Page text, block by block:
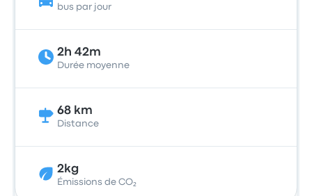
bus par jour
2h 42m
Durée moyenne
68 km
Distance
2kg
Émissions de CO₂